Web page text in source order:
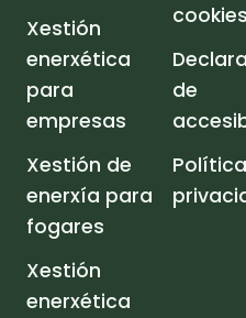
Xestión
enerxética
para
empresas
Xestión de
enerxía para
fogares
Xestión
enerxética
cookies
de